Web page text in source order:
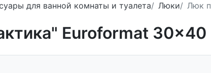
для ванной комнаты и туалета Люки Люк
Euroformat 30x40